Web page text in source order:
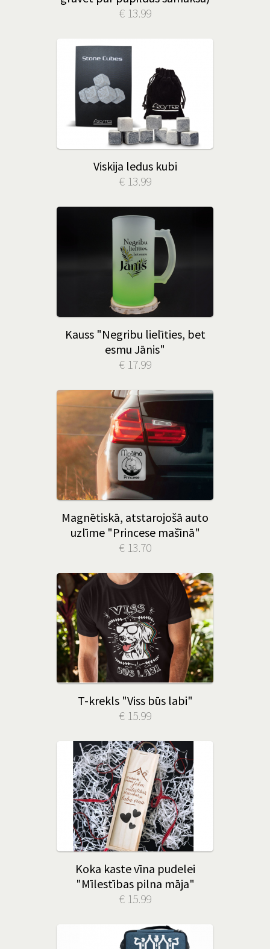
€ 13.99
Viskija ledus kubi
€ 13.99
Kauss "Negribu lielīties, bet
esmu Jānis"
€ 17.99
Magnētiskā, atstarojošā auto
uzlīme "Princese mašīnā"
€ 13.70
T-krekls "Viss būs labi"
€ 15.99
Koka kaste vīna pudelei
"Mīlestības pilna māja"
€ 15.99